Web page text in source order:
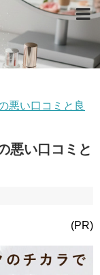
悪い口コミと良
悪い口コミと
(PR)